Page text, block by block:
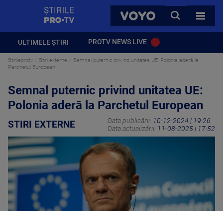
VOYO
CAUTA
TOATE
ULTIMELE ȘTIRI PROTV NEWS LIVE
Stirileprotv Stiri externe
Semnal puternic privind unitatea UE: Polonia aderă la
Parchetul European
Semnal puternic privind unitatea UE:
Polonia aderă la Parchetul European
STIRI EXTERNE Data publicării: 10-12-2024 | 19:26
Data actualizării: 11-08-2025 | 17:52